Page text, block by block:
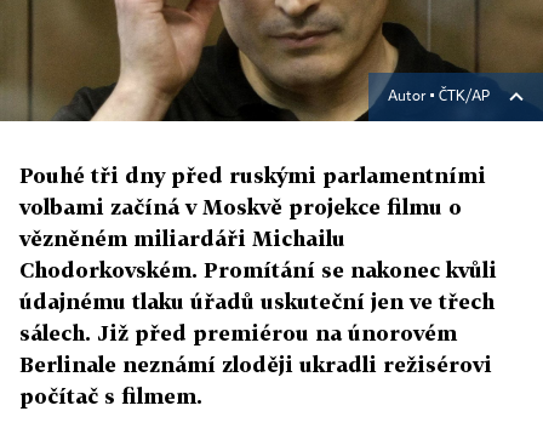
Autor ▪ ČTK/AP
Pouhé tři dny před ruskými parlamentními
volbami začíná v Moskvě projekce filmu o
vězněném miliardáři Michailu
Chodorkovském. Promítání se nakonec kvůli
údajnému tlaku úřadů uskuteční jen ve třech
sálech. Již před premiérou na únorovém
Berlinale neznámí zloději ukradli režisérovi
počítač s filmem.